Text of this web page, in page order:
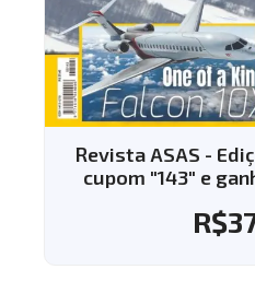
Revista ASAS -
cupom "143" e
R$